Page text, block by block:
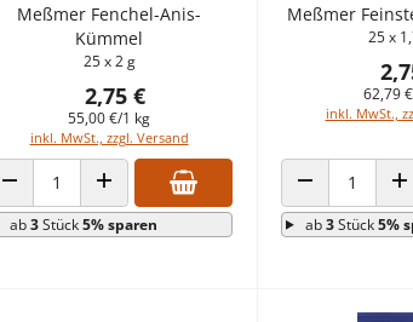
Meßmer Fenchel-Anis-
Kümmel
25 x 2 g
2,75 €
55,00 €/1 kg
inkl. MwSt., zzgl. Versand
ANZAHL VERRINGERNANZAHL ERHÖHEN
ab3Stück5% sparen
Meßmer
25 x
62,79
inkl. MwSt.,
ANZAHL
ab3Stück5%